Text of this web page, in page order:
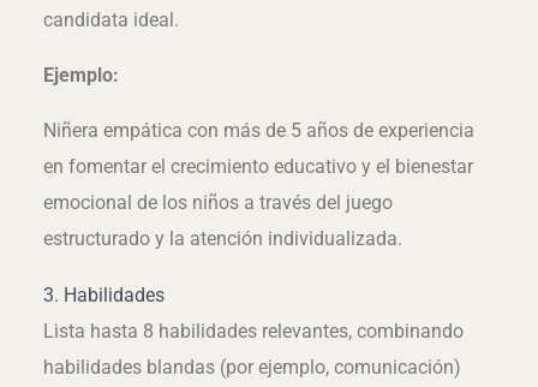
candidata ideal.
Ejemplo:
Niñera empática con más de 5 años de experiencia
en fomentar el crecimiento educativo y el bienestar
emocional de los niños a través del juego
estructurado y la atención individualizada.
3. Habilidades
Lista hasta 8 habilidades relevantes, combinando
habilidades blandas (por ejemplo, comunicación)